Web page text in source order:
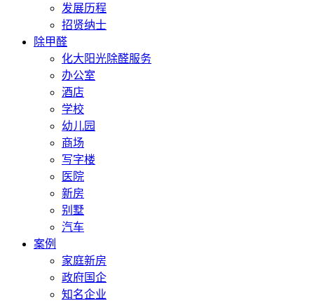
发展历程
招贤纳士
除甲醛
化大阳光除醛服务
办公室
酒店
学校
幼儿园
商场
写字楼
医院
新房
别墅
汽车
案例
家庭新房
政府国企
知名企业